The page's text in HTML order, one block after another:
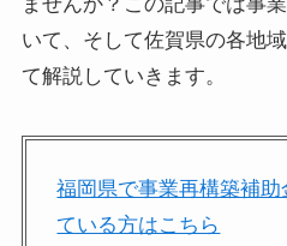
ませんか？この記事では事
いて、そして佐賀県の各地
て解説していきます。
福岡県で事業再構築補
ている方はこちら